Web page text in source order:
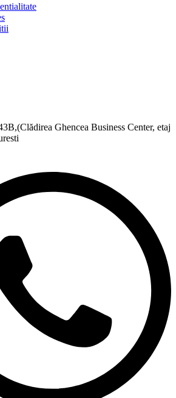
Ghencea Business Center, etaj